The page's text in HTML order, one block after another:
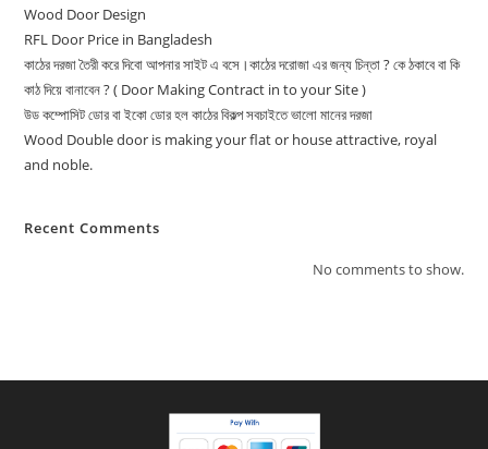
Wood Door Design
RFL Door Price in Bangladesh
কাঠের দরজা তৈরী করে দিবো আপনার সাইট এ বসে।কাঠের দরোজা এর জন্য চিন্তা ? কে ঠকাবে বা কি
কাঠ দিয়ে বানাবেন ? ( Door Making Contract in to your Site )
উড কম্পোসিট ডোর বা ইকো ডোর হল কাঠের বিকল্প সবচাইতে ভালো মানের দরজা
Wood Double door is making your flat or house attractive, royal
and noble.
Recent Comments
No comments to show.